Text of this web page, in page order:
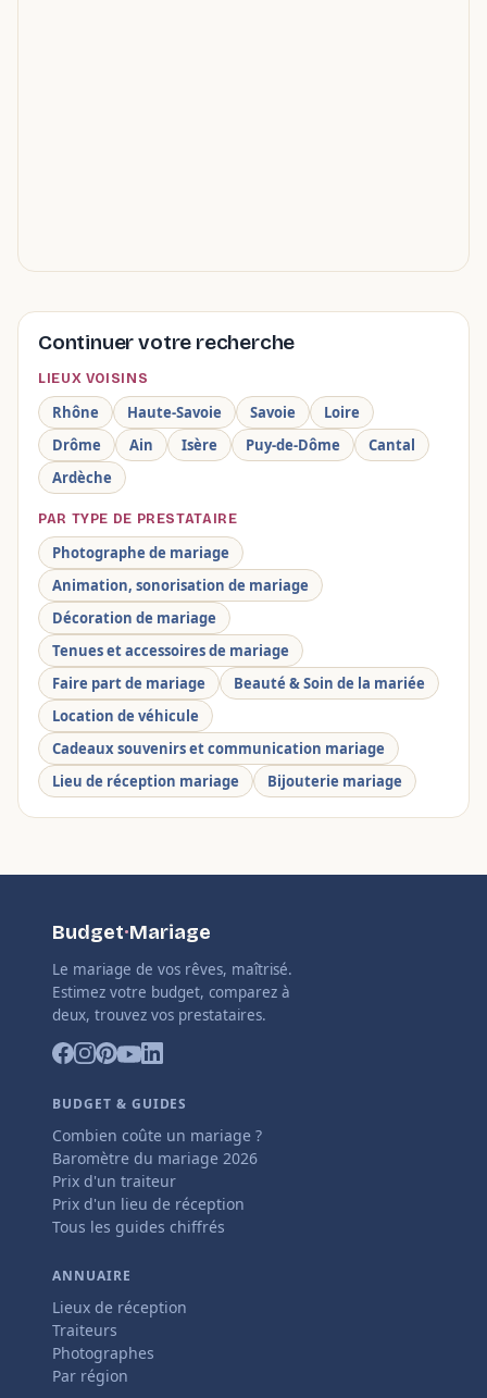
Continuer votre recherche
LIEUX VOISINS
Rhône Haute-Savoie Savoie
Loire
Drôme
Ain Isère Puy-de-Dôme
Cantal
Ardèche
PAR TYPE DE PRESTATAIRE
Photographe de mariage
Animation, sonorisation de mariage
Décoration de mariage
Tenues et accessoires de mariage
Faire part de mariage
Beauté & Soin de la mariée
Location de véhicule
Cadeaux souvenirs et communication mariage
Lieu de réception mariage
Bijouterie mariage
Budget·Mariage
Le mariage de vos rêves, maîtrisé.
Estimez votre budget, comparez à
deux, trouvez vos prestataires.
BUDGET & GUIDES
Combien coûte un mariage ?
Baromètre du mariage 2026
Prix d'un traiteur
Prix d'un lieu de réception
Tous les guides chiffrés
ANNUAIRE
Lieux de réception
Traiteurs
Photographes
Par région